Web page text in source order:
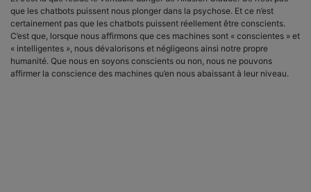
que les chatbots puissent nous plonger dans la psychose. Et ce n’est
certainement pas que les chatbots puissent réellement être conscients.
C’est que, lorsque nous affirmons que ces machines sont « conscientes » et
« intelligentes », nous dévalorisons et négligeons ainsi notre propre
humanité. Que nous en soyons conscients ou non, nous ne pouvons
affirmer la conscience des machines qu’en nous abaissant à leur niveau.